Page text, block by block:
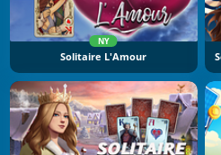
NY
Solitaire L'Amour